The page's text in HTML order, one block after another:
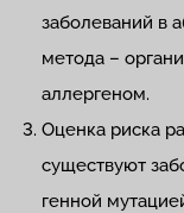
заболеваний в
метода –
аллергеном.
Оценка риска
существуют
генной